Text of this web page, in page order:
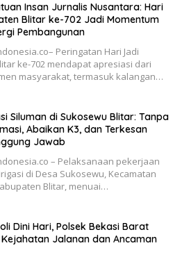
Insan Jurnalis Nusantara: Hari
Blitar ke-702 Jadi Momentum
Pembangunan
Peringatan Hari Jadi
ke-702 mendapat apresiasi dari
masyarakat, termasuk kalangan…
Siluman di Sukosewu Blitar: Tanpa
Abaikan K3, dan Terkesan
Jawab
– Pelaksanaan pekerjaan
di Desa Sukosewu, Kecamatan
Blitar, menuai…
Dini Hari, Polsek Bekasi Barat
Kejahatan Jalanan dan Ancaman